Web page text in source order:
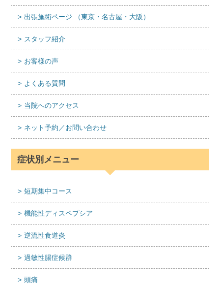
出張施術ページ （東京・名古屋・大阪）
スタッフ紹介
お客様の声
よくある質問
当院へのアクセス
ネット予約／お問い合わせ
症状別メニュー
短期集中コース
機能性ディスペプシア
逆流性食道炎
過敏性腸症候群
頭痛